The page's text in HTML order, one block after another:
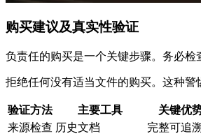
购买建议及真实性验证
负责任的购买是一个关键步骤。务必检
拒绝任何没有适当文件的购买。这种警
验证方法 主要工具
关键优
来源检查 历史文档
完整可追